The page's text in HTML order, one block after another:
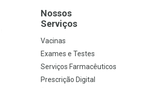
Nossos
Serviços
Vacinas
Exames e Testes
Serviços Farmacêuticos
Prescrição Digital